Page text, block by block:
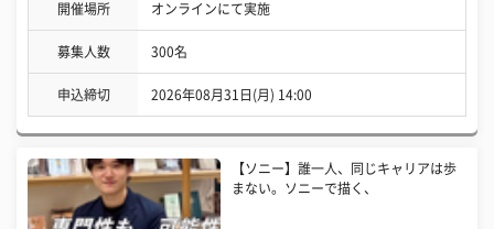
開催場所 オンラインにて実施
募集人数 300名
申込締切 2026年08月31日(月) 14:00
【ソニー】誰一人、同じキャリアは歩
まない。ソニーで描く、